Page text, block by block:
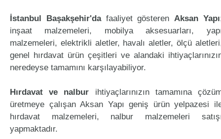
İstanbul Başakşehir'dafaaliyet gösterenAksan Yapı
inşaat malzemeleri, mobilya aksesuarları,
malzemeleri, elektrikli aletler, havalı aletler, ölçü
genel hırdavat ürün çeşitleri ve alandaki
neredeyse tamamını karşılayabiliyor.
Hırdavat ve nalbur ihtiyaçlarınızın tamamına
üretmeye çalışan Aksan Yapı geniş ürün yelpazesi
hırdavat malzemeleri, nalbur malzemeleri
yapmaktadır.